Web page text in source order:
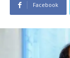
Facebook